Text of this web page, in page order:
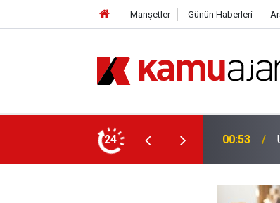
Manşetler Günün Haberleri
24
İçin Ek Sınav Müjdesi 00:11